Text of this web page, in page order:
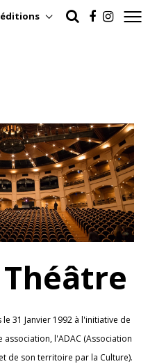
31 Janvier 1992 à l'initiative de
l'ADAC (Association
de son territoire par la Culture).